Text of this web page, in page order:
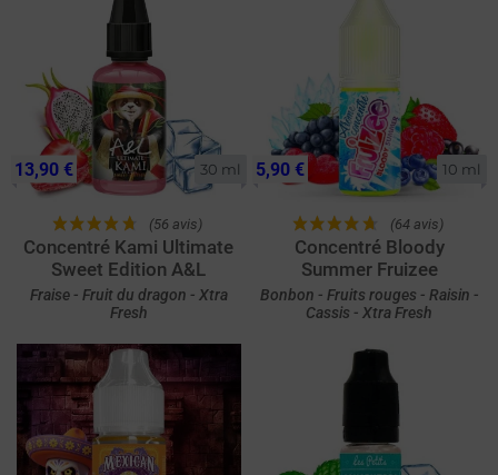
30 ml
(56 avis)
Concentré Kami Ultimate
Sweet Edition A&L
Fraise - Fruit du dragon - Xtra
Fresh
13,90 € 10 ml
(64 avis)
Concentré Bloody
Summer Fruizee
Bonbon - Fruits rouges - Raisin -
Cassis - Xtra Fresh
5,90 €